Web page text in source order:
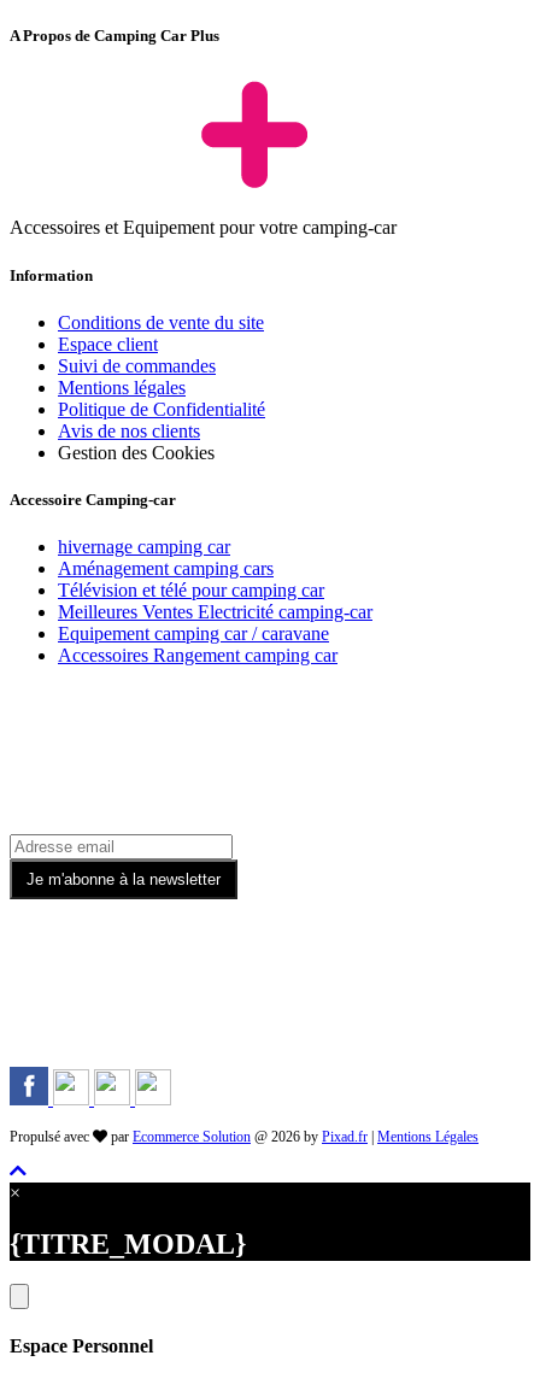
A Propos de Camping Car Plus
Accessoires et Equipement pour votre camping-car
Information
Conditions de vente du site
Espace client
Suivi de commandes
Mentions légales
Politique de Confidentialité
Avis de nos clients
Gestion des Cookies
Accessoire Camping-car
hivernage camping car
Aménagement camping cars
Télévision et télé pour camping car
Meilleures Ventes Electricité camping-car
Equipement camping car / caravane
Accessoires Rangement camping car
Propulsé avec par Ecommerce Solution @ 2026 by Pixad.fr | Mentions Légales
×
{TITRE_MODAL}
Espace Personnel